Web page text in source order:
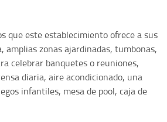
que este establecimiento ofrece a sus
amplias zonas ajardinadas, tumbonas,
celebrar banquetes o reuniones,
diaria, aire acondicionado, una
infantiles, mesa de pool, caja de